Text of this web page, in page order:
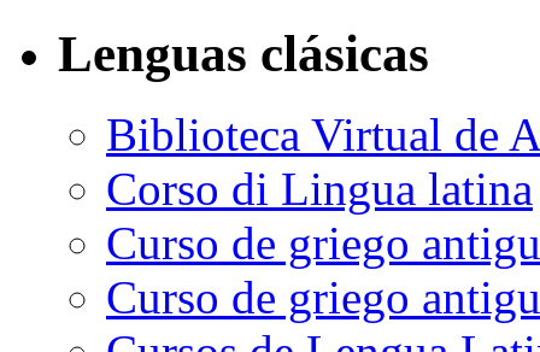
Lenguas clásicas
Biblioteca Virtual de
Corso di Lingua latina
Curso de griego
Curso de griego